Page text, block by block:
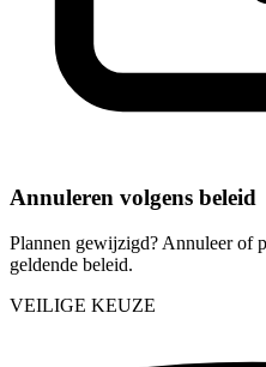
Annuleren volgens beleid
Plannen gewijzigd? Annuleer of
geldende beleid.
VEILIGE KEUZE